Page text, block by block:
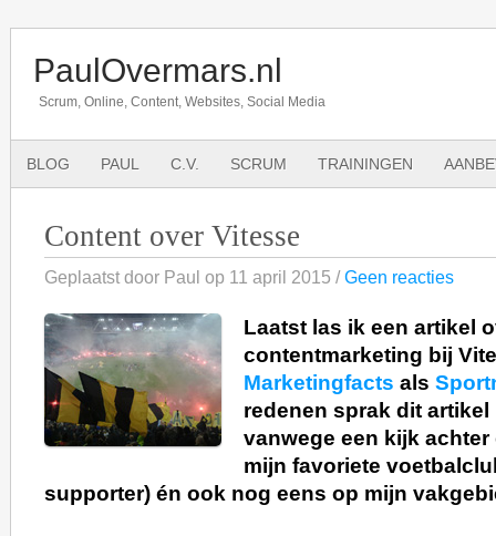
PaulOvermars.nl
Scrum, Online, Content, Websites, Social Media
BLOG PAUL C.V. SCRUM TRAININGEN
Content over Vitesse
Geplaatst door Paul op 11 april 2015 /Geen reacties
Laatst las ik een artikel
contentmarketing bij
Marketingfacts als
redenen sprak dit artikel
vanwege een kijk
mijn favoriete
supporter) én ook nog eens op mijn